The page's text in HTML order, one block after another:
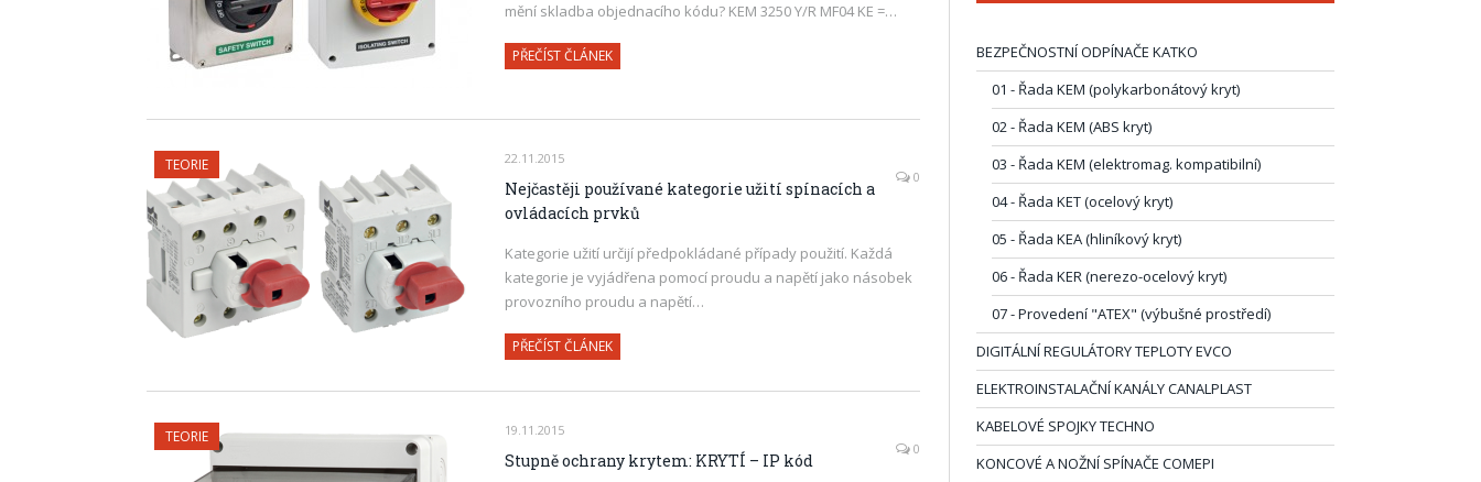
mění skladba objednacího kódu? KEM 3250 Y/R MF04 KE =…
PŘEČÍST ČLÁNEK
TEORIE
22.11.2015
0
Nejčastěji používané kategorie užití spínacích a
ovládacích prvků
Kategorie užití určijí předpokládané případy použití. Každá
kategorie je vyjádřena pomocí proudu a napětí jako násobek
provozního proudu a napětí…
PŘEČÍST ČLÁNEK
TEORIE
19.11.2015
0
Stupně ochrany krytem: KRYTÍ – IP kód
BEZPEČNOSTNÍ ODPÍNAČE KATKO
01 - Řada KEM (polykarbonátový kryt)
02 - Řada KEM (ABS kryt)
03 - Řada KEM (elektromag. kompatibilní)
04 - Řada KET (ocelový kryt)
05 - Řada KEA (hliníkový kryt)
06 - Řada KER (nerezo-ocelový kryt)
07 - Provedení "ATEX" (výbušné prostředí)
DIGITÁLNÍ REGULÁTORY TEPLOTY EVCO
ELEKTROINSTALAČNÍ KANÁLY CANALPLAST
KABELOVÉ SPOJKY TECHNO
KONCOVÉ A NOŽNÍ SPÍNAČE COMEPI